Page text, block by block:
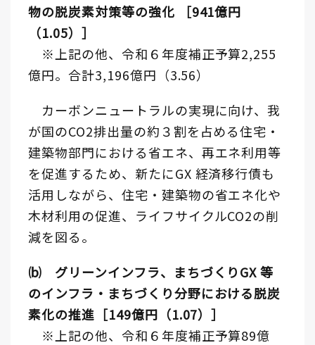
物の脱炭素対策等の強化 ［941億円
（1.05）］
※上記の他、令和６年度補正予算2,255
億円。合計3,196億円（3.56）
カーボンニュートラルの実現に向け、我
が国のCO2排出量の約３割を占める住宅・
建築物部門における省エネ、再エネ利用等
を促進するため、新たにGX 経済移行債も
活用しながら、住宅・建築物の省エネ化や
木材利用の促進、ライフサイクルCO2の削
減を図る。
⒝ グリーンインフラ、まちづくりGX 等
のインフラ・まちづくり分野における脱炭
素化の推進［149億円（1.07）］
※上記の他、令和６年度補正予算89億